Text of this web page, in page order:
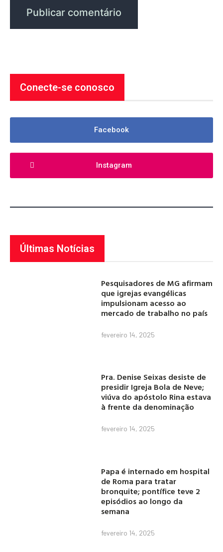
Conecte-se conosco
Facebook
Instagram
Últimas Notícias
Pesquisadores de MG afirmam
que igrejas evangélicas
impulsionam acesso ao
mercado de trabalho no país
fevereiro 14, 2025
Pra. Denise Seixas desiste de
presidir Igreja Bola de Neve;
viúva do apóstolo Rina estava
à frente da denominação
fevereiro 14, 2025
Papa é internado em hospital
de Roma para tratar
bronquite; pontífice teve 2
episódios ao longo da
semana
fevereiro 14, 2025